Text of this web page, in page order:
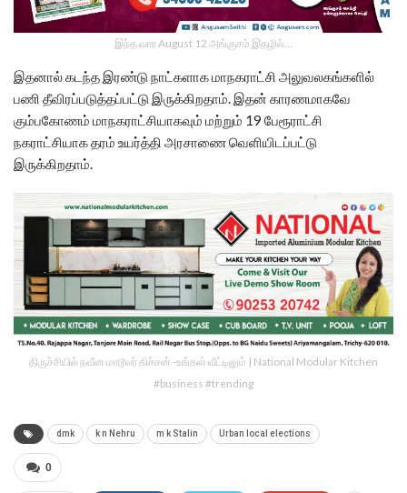
இந்த வார August 12 அங்குசம் இதழில்…
இதனால் கடந்த இரண்டு நாட்களாக மாநகராட்சி அலுவலகங்களில்
பணி தீவிரப்படுத்தப்பட்டு இருக்கிறதாம். இதன் காரணமாகவே
கும்பகோணம் மாநகராட்சியாகவும் மற்றும் 19 பேரூராட்சி
நகராட்சியாக தரம் உயர்த்தி அரசாணை வெளியிடப்பட்டு
இருக்கிறதாம்.
திருச்சியில் நவீன மாடூலர் கிச்சன் -உங்கள் வீட்டிலும் | National Modular Kitchen
#business #trending
dmk k n Nehru m k Stalin Urban local elections
0